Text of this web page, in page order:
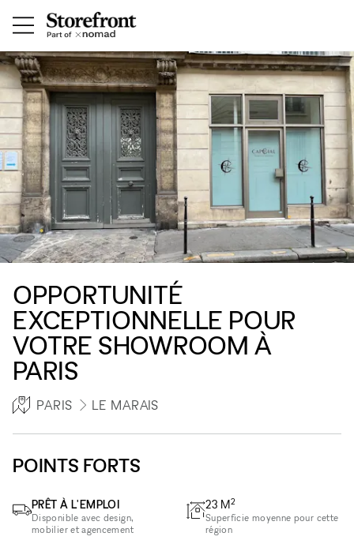
OPPORTUNITÉ
EXCEPTIONNELLE POUR
VOTRE SHOWROOM À
PARIS
PARIS LE MARAIS
POINTS FORTS
PRÊT À L'EMPLOI
Disponible avec design,
mobilier et agencement
23 M2
Superficie moyenne pour cette
région